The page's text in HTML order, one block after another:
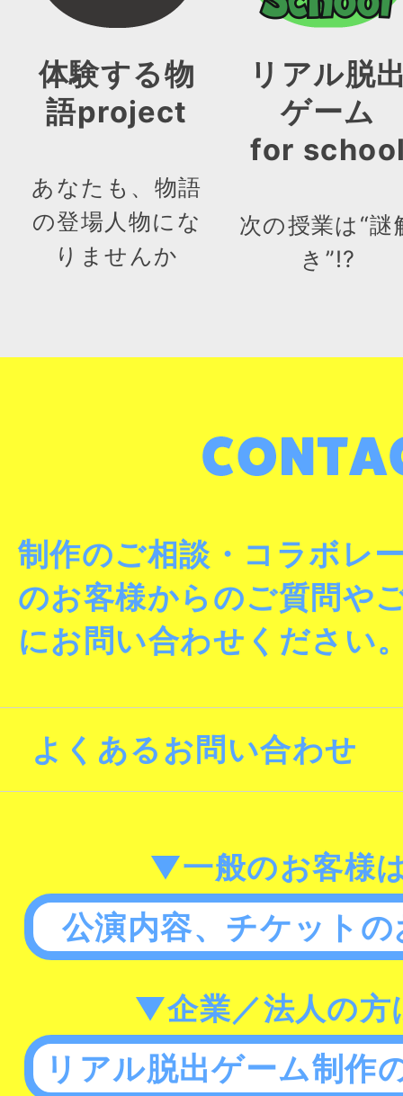
体験する物
語project
あなたも、物語
の登場人物にな
りませんか
リアル脱
ゲーム
for
次の授業は“謎
き”!?
制作のご相談・コラボレ
のお客様からのご質問や
にお問い合わせください
よくあるお問い合わせ
▼一般のお客様
公演内容、チケット
▼企業／法人の方
リアル脱出ゲーム制作